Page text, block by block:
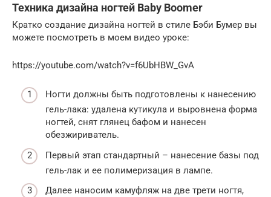
Техника дизайна ногтей Baby Boomer
Кратко создание дизайна ногтей в стиле Бэби Бумер вы
можете посмотреть в моем видео уроке:
https://youtube.com/watch?v=f6UbHBW_GvA
Ногти должны быть подготовлены к нанесению
гель-лака: удалена кутикула и выровнена форма
ногтей, снят глянец бафом и нанесен
обезжириватель.
Первый этап стандартный – нанесение базы под
гель-лак и ее полимеризация в лампе.
Далее наносим камуфляж на две трети ногтя,